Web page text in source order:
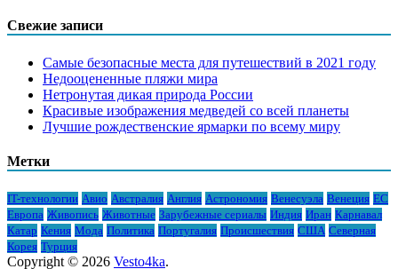
Свежие записи
Самые безопасные места для путешествий в 2021 году
Недооцененные пляжи мира
Нетронутая дикая природа России
Красивые изображения медведей со всей планеты
Лучшие рождественские ярмарки по всему миру
Метки
IT-технологии Авио Австралия Англия Астрономия Венесуэла Венеция ЕС
Европа Живопись Животные Зарубежные сериалы Индия Иран Карнавал
Катар Кения Мода Политика Португалия Происшествия США Северная
Корея Турция
Copyright © 2026 Vesto4ka.